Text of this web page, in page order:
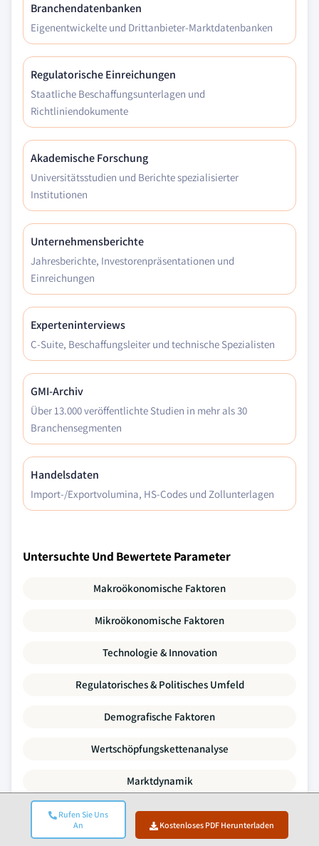
Rufen Sie Uns
An
Kostenloses PDF Herunterladen
Branchendatenbanken
Eigenentwickelte und Drittanbieter-Marktdatenbanken
Regulatorische Einreichungen
Staatliche Beschaffungsunterlagen und
Richtliniendokumente
Akademische Forschung
Universitätsstudien und Berichte spezialisierter
Institutionen
Unternehmensberichte
Jahresberichte, Investorenpräsentationen und
Einreichungen
Experteninterviews
C-Suite, Beschaffungsleiter und technische Spezialisten
GMI-Archiv
Über 13.000 veröffentlichte Studien in mehr als 30
Branchensegmenten
Handelsdaten
Import-/Exportvolumina, HS-Codes und Zollunterlagen
Untersuchte Und Bewertete Parameter
Makroökonomische Faktoren
Mikroökonomische Faktoren
Technologie & Innovation
Regulatorisches & Politisches Umfeld
Demografische Faktoren
Wertschöpfungskettenanalyse
Marktdynamik
Porters Fünf Kräfte